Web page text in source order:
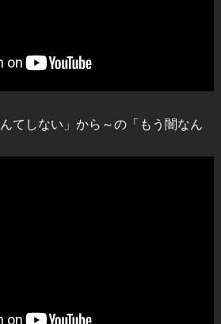
てしない」から～の「もう闇なん